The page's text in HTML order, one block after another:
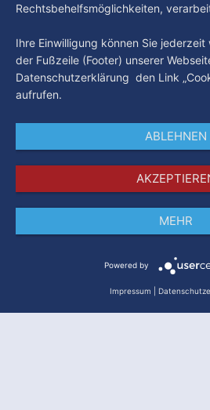
Rechtsbehelfsmöglichkeiten,
Ihre Einwilligung können Sie
der Fußzeile (Footer) unserer
Datenschutzerklärung den Link
aufrufen.
ABLEHNEN
MEHR
Powered by
Impressum